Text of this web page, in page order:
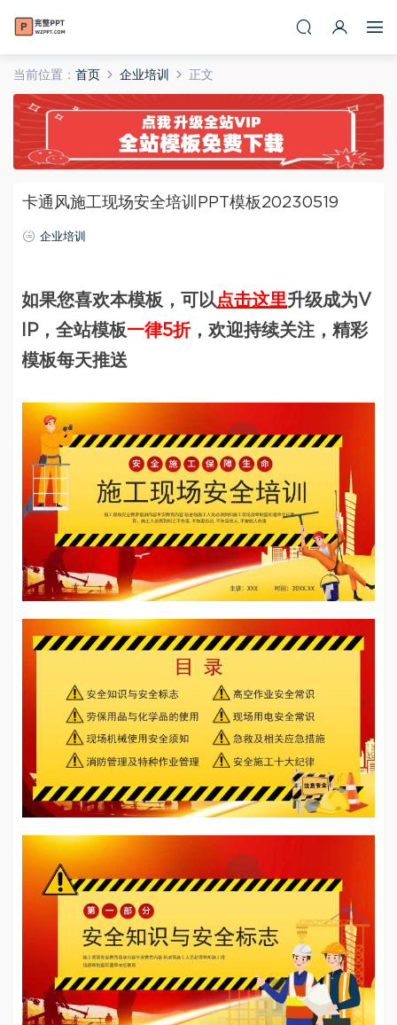
当前位置： 首页 企业培训 正文
卡通风施工现场安全培训PPT模板20230519
企业培训
如果您喜欢本模板，可以点击这里升级成为V
IP，全站模板一律5折，欢迎持续关注，精彩
模板每天推送